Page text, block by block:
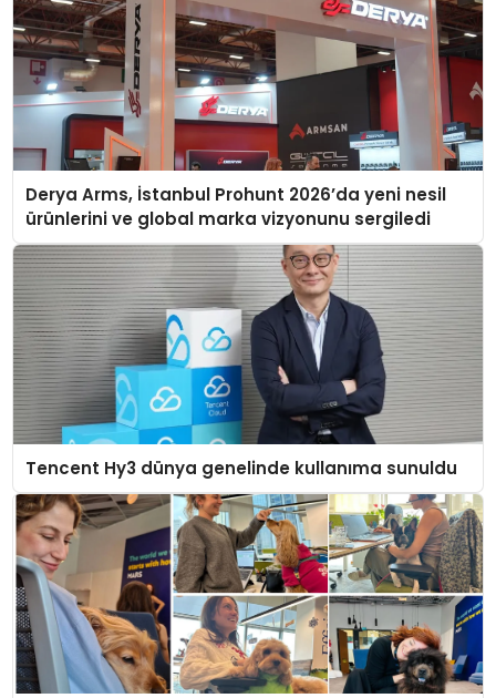
Derya Arms, İstanbul Prohunt 2026’da yeni nesil
ürünlerini ve global marka vizyonunu sergiledi
Tencent Hy3 dünya genelinde kullanıma sunuldu